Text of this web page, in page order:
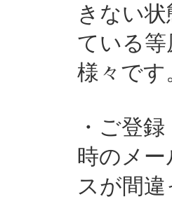
きない
ている
様々です
・ご登
時のメ
スが間